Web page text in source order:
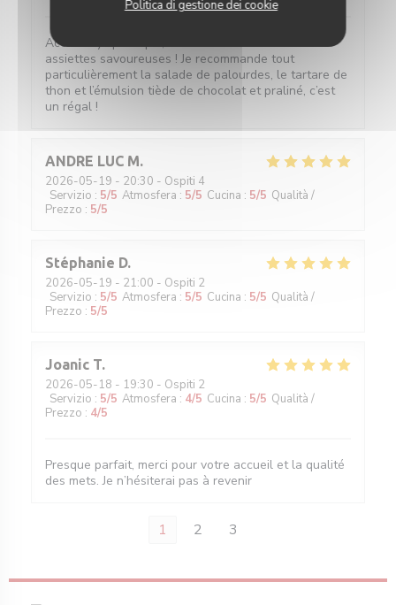
Politica di gestione dei cookie
Accueil sympathique, service efficace et surtout
assiettes savoureuses ! Je recommande tout
particulièrement la salade de palourdes, le tartare de
thon et l’émulsion tiède de chocolat et praliné, c’est
un régal !
ANDRE LUC M
2026-05-19 - 20:30 - Ospiti 4
Servizio : 5/5 Atmosfera : 5/5 Cucina : 5/5 Qualità /
Prezzo : 5/5
Stéphanie D
2026-05-19 - 21:00 - Ospiti 2
Servizio : 5/5 Atmosfera : 5/5 Cucina : 5/5 Qualità /
Prezzo : 5/5
Joanic T
2026-05-18 - 19:30 - Ospiti 2
Servizio : 5/5 Atmosfera : 4/5 Cucina : 5/5 Qualità /
Prezzo : 4/5
Presque parfait, merci pour votre accueil et la qualité
des mets. Je n’hésiterai pas à revenir
1 2 3